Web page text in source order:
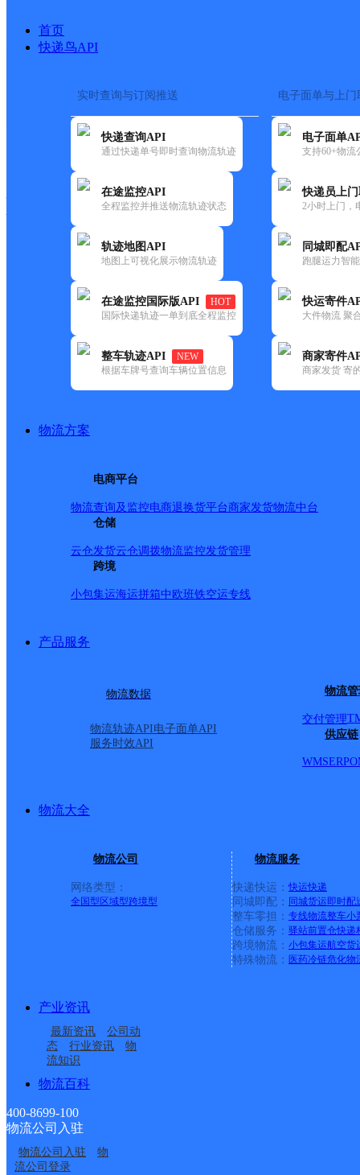
首页
快递鸟API
实时查询与订阅推送
快递查询API
通过快递单号即时查询物流轨迹
在途监控API
全程监控并推送物流轨迹状态
轨迹地图API
地图上可视化展示物流轨迹
在途监控国际版API
HOT
国际快递轨迹一单到底全程监控
整车轨迹API
NEW
根据车牌号查询车辆位置信息
电子面单与上门
电子面单
支持60+物流
快递员上
2小时上门，
同城即配
跑腿运力智
快运寄件
大件物流 聚
商家寄件
商家发货 寄
物流方案
电商平台
物流查询及监控电商退换货平台商家发货物流中台
仓储
云仓发货云仓调拨物流监控发货管理
跨境
小包集运海运拼箱中欧班铁空运专线
产品服务
物流数据
物流轨迹API电子面单API
服务时效API
物流
交付管理
供应链
WMSERP
物流大全
物流公司
网络类型：
全国型 区域型跨境型
物流服务
快递快运： 快运快递
同城即配： 同城货运即时配
整车零担： 专线物流整车小
仓储服务： 驿站前置仓快递
跨境物流： 小包集运航空货
特殊物流： 医药冷链危化物
产业资讯
最新资讯
公司动
态
行业资讯
物
流知识
物流百科
400-8699-100
物流公司入驻
物流公司入驻
物
流公司登录
快运大全 快递时效
德邦
天全县新场乡合作点ID10528
更新时间：2022-07-12 00:00:00
所属快递：德邦快递
所属区域：四川省-雅安市-天全县
网点地址：四川省雅安市天全县新场乡新场乡中通快递
网点负责人：
天全县乐英乡合作点
ID11146
雅安天全县营业部
天全县多功邮政所
天全县新华邮政所
天全县乐英邮政所
天全县环城路邮政支局